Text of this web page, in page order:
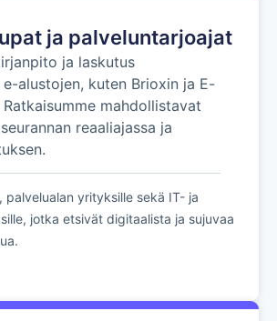
ja palveluntarjoajat
ja laskutus
alustojen, kuten Brioxin ja E-
mahdollistavat
reaaliajassa ja
palvelualan yrityksille sekä IT- ja
jotka etsivät digitaalista ja sujuvaa